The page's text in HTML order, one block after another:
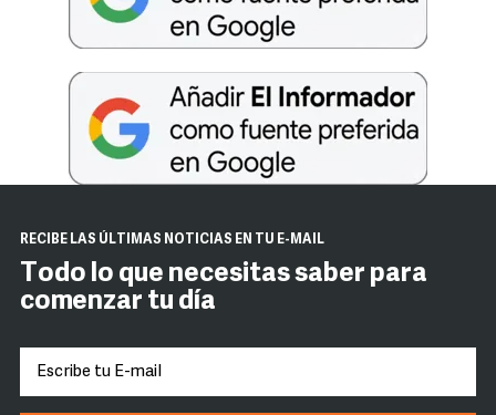
RECIBE LAS ÚLTIMAS NOTICIAS EN TU E-MAIL
Todo lo que necesitas saber para
comenzar tu día